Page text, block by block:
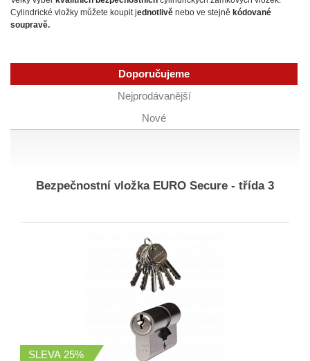
Cylindrické vložky můžete koupit jednotlivě nebo ve stejně kódované
soupravě.
Doporučujeme
Nejprodávanější
Nové
Bezpečnostní vložka EURO Secure - třída 3
SLEVA 25%